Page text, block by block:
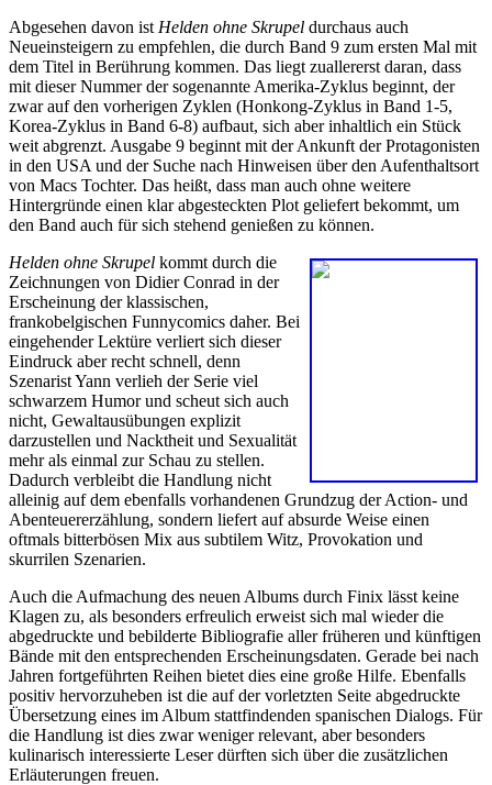
Abgesehen davon ist Helden ohne Skrupel durchaus auch
Neueinsteigern zu empfehlen, die durch Band 9 zum ersten Mal mit
dem Titel in Berührung kommen. Das liegt zuallererst daran, dass
mit dieser Nummer der sogenannte Amerika-Zyklus beginnt, der
zwar auf den vorherigen Zyklen (Honkong-Zyklus in Band 1-5,
Korea-Zyklus in Band 6-8) aufbaut, sich aber inhaltlich ein Stück
weit abgrenzt. Ausgabe 9 beginnt mit der Ankunft der Protagonisten
in den USA und der Suche nach Hinweisen über den Aufenthaltsort
von Macs Tochter. Das heißt, dass man auch ohne weitere
Hintergründe einen klar abgesteckten Plot geliefert bekommt, um
den Band auch für sich stehend genießen zu können.
Helden ohne Skrupel kommt durch die
Zeichnungen von Didier Conrad in der
Erscheinung der klassischen,
frankobelgischen Funnycomics daher. Bei
eingehender Lektüre verliert sich dieser
Eindruck aber recht schnell, denn
Szenarist Yann verlieh der Serie viel
schwarzem Humor und scheut sich auch
nicht, Gewaltausübungen explizit
darzustellen und Nacktheit und Sexualität
mehr als einmal zur Schau zu stellen.
Dadurch verbleibt die Handlung nicht
alleinig auf dem ebenfalls vorhandenen Grundzug der Action- und
Abenteuererzählung, sondern liefert auf absurde Weise einen
oftmals bitterbösen Mix aus subtilem Witz, Provokation und
skurrilen Szenarien.
Auch die Aufmachung des neuen Albums durch Finix lässt keine
Klagen zu, als besonders erfreulich erweist sich mal wieder die
abgedruckte und bebilderte Bibliografie aller früheren und künftigen
Bände mit den entsprechenden Erscheinungsdaten. Gerade bei nach
Jahren fortgeführten Reihen bietet dies eine große Hilfe. Ebenfalls
positiv hervorzuheben ist die auf der vorletzten Seite abgedruckte
Übersetzung eines im Album stattfindenden spanischen Dialogs. Für
die Handlung ist dies zwar weniger relevant, aber besonders
kulinarisch interessierte Leser dürften sich über die zusätzlichen
Erläuterungen freuen.